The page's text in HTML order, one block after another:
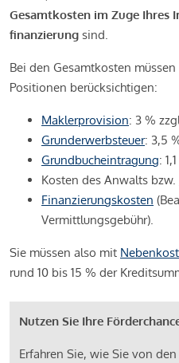
Gesamtkosten im Zuge Ihres
finanzierung sind.
Bei den Gesamtkosten
Positionen berücksichtigen:
Maklerprovision: 3 %
Grunderwerbsteuer: 3,5
Grundbucheintragung:
Kosten des Anwalts bzw.
Finanzierungskosten
Vermittlungsgebühr).
Sie müssen also mit
rund 10 bis 15 % der
Nutzen Sie Ihre
Erfahren Sie, wie Sie von